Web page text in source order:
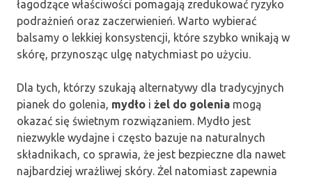
łagodzące właściwości pomagają zredukować ryzyko
podrażnień oraz zaczerwienień. Warto wybierać
balsamy o lekkiej konsystencji, które szybko wnikają w
skórę, przynosząc ulgę natychmiast po użyciu.
Dla tych, którzy szukają alternatywy dla tradycyjnych
pianek do golenia, mydło i żel do golenia mogą
okazać się świetnym rozwiązaniem. Mydło jest
niezwykle wydajne i często bazuje na naturalnych
składnikach, co sprawia, że jest bezpieczne dla nawet
najbardziej wrażliwej skóry. Żel natomiast zapewnia